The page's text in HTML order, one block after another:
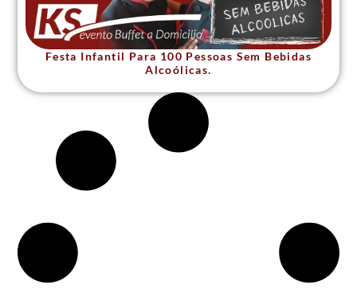
Festa Infantil Para 100 Pessoas Sem Bebidas
Alcoólicas.